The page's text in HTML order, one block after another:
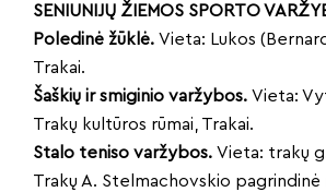
SENIUNIJŲ ŽIEMOS SPORTO
Poledinė žūklė. Vieta: Lukos
Trakai.
Šaškių ir smiginio varžybos. Vieta:
Trakų kultūros rūmai, Trakai.
Stalo teniso varžybos. Vieta: trakų
Trakų A. Stelmachovskio pagrindinė